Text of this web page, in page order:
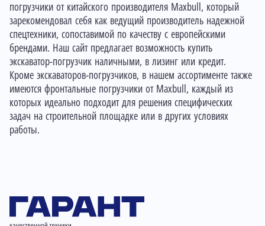
погрузчики от китайского производителя Maxbull, который
зарекомендовал себя как ведущий производитель надежной
спецтехники, сопоставимой по качеству с европейскими
брендами. Наш сайт предлагает возможность купить
экскаватор-погрузчик наличными, в лизинг или кредит.
Кроме экскаваторов-погрузчиков, в нашем ассортименте также
имеются фронтальные погрузчики от Maxbull , каждый из
которых идеально подходит для решения специфических
задач на строительной площадке или в других условиях
работы.